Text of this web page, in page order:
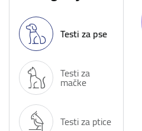
Testi za pse
Testi za
mačke
Testi za ptice